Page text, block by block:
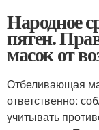
Народное
пятен.
масок от
Отбеливающая
ответственно:
учитывать